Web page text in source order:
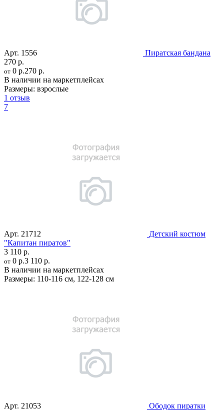
Арт. 1556
Пиратская бандана
270 р.
от 0 р.270 р.
В наличии на маркетплейсах
Размеры: взрослые
1 отзыв
7
Арт. 21712
Детский костюм
"Капитан пиратов"
3 110 р.
от 0 р.3 110 р.
В наличии на маркетплейсах
Размеры: 110-116 см, 122-128 см
Арт. 21053
Ободок пиратки